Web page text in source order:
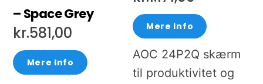
– Space Grey
kr.581,00
Mere Info
Mere Info
AOC 24P2Q skærm
til produktivitet og